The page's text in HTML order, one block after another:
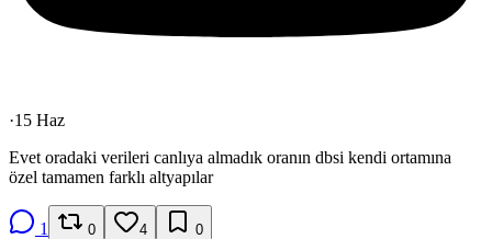
·15 Haz
Evet oradaki verileri canlıya almadık oranın dbsi kendi ortamına
özel tamamen farklı altyapılar
1 0 4 0